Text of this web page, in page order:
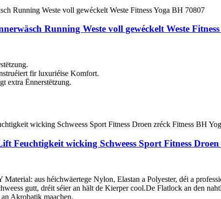
Running Weste voll gewéckelt Weste
fir luxuriéise Komfort.
extra Ënnerstëtzung.
Feuchtigkeit wicking Schweess Sport Fitness
aus héichwäertege Nylon, Elastan a Polyester, déi a
gutt, dréit séier an hält de Kierper cool.De Flatlock an den
Akrobatik maachen.